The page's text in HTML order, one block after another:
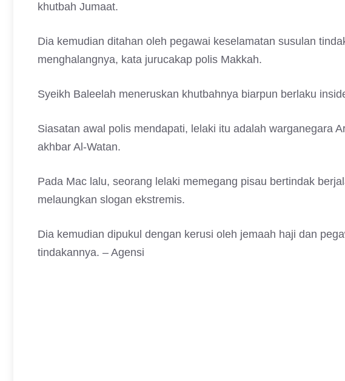
khutbah Jumaat.
Dia kemudian ditahan oleh pegawai keselamatan susulan
menghalangnya, kata jurucakap polis Makkah.
Syeikh Baleelah meneruskan khutbahnya biarpun berlaku
Siasatan awal polis mendapati, lelaki itu adalah warganegara
akhbar Al-Watan.
Pada Mac lalu, seorang lelaki memegang pisau bertindak
melaungkan slogan ekstremis.
Dia kemudian dipukul dengan kerusi oleh jemaah haji dan
tindakannya. – Agensi